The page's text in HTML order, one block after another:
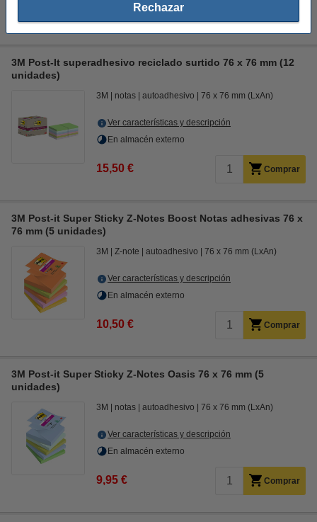
Rechazar
3M Post-It superadhesivo reciclado surtido 76 x 76 mm (12
unidades)
3M notas autoadhesivo 76 x 76 mm (LxAn)
Ver características y descripción
En almacén externo
15,50 € Comprar
3M Post-it Super Sticky Z-Notes Boost Notas adhesivas 76 x
76 mm (5 unidades)
3M Z-note autoadhesivo 76 x 76 mm (LxAn)
Ver características y descripción
En almacén externo
10,50 € Comprar
3M Post-it Super Sticky Z-Notes Oasis 76 x 76 mm (5
unidades)
3M notas autoadhesivo 76 x 76 mm (LxAn)
Ver características y descripción
En almacén externo
9,95 € Comprar